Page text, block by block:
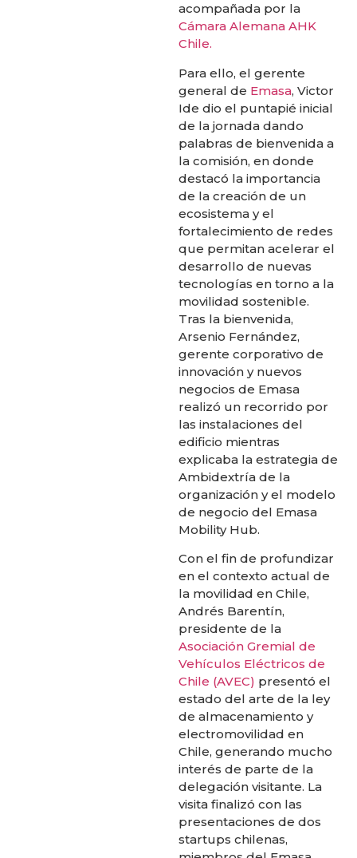
acompañada por la
Cámara Alemana AHK
Chile.
Para ello, el gerente
general de Emasa, Victor
Ide dio el puntapié inicial
de la jornada dando
palabras de bienvenida a
la comisión, en donde
destacó la importancia
de la creación de un
ecosistema y el
fortalecimiento de redes
que permitan acelerar el
desarrollo de nuevas
tecnologías en torno a la
movilidad sostenible.
Tras la bienvenida,
Arsenio Fernández,
gerente corporativo de
innovación y nuevos
negocios de Emasa
realizó un recorrido por
las instalaciones del
edificio mientras
explicaba la estrategia de
Ambidextría de la
organización y el modelo
de negocio del Emasa
Mobility Hub.
Con el fin de profundizar
en el contexto actual de
la movilidad en Chile,
Andrés Barentín,
presidente de la
Asociación Gremial de
Vehículos Eléctricos de
Chile (AVEC) presentó el
estado del arte de la ley
de almacenamiento y
electromovilidad en
Chile, generando mucho
interés de parte de la
delegación visitante. La
visita finalizó con las
presentaciones de dos
startups chilenas,